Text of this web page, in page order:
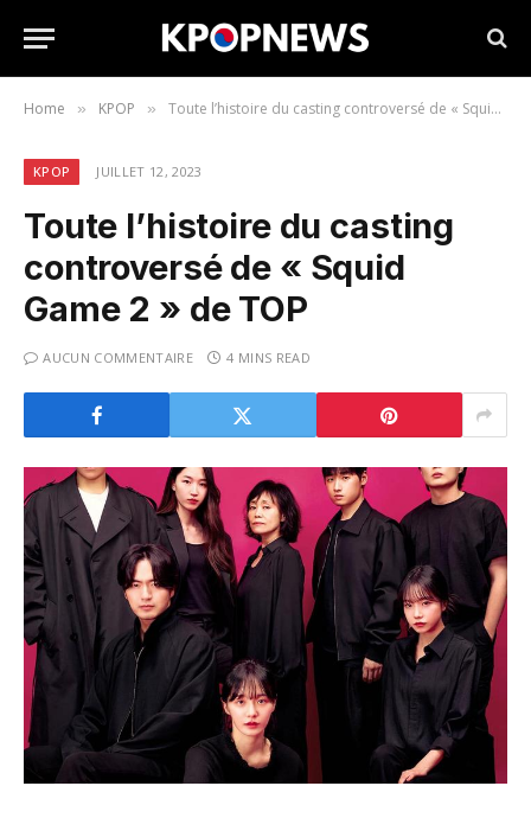
Home » KPOP » Toute l’histoire du casting controversé de « Squid Game 2 » de TOP
KPOP JUILLET 12, 2023
Toute l’histoire du casting
controversé de « Squid
Game 2 » de TOP
AUCUN COMMENTAIRE 4 MINS READ